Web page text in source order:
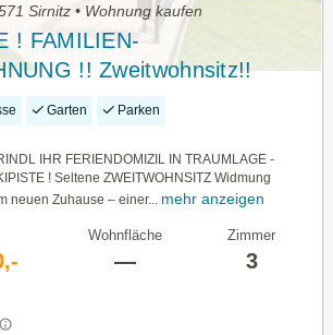
Sirnitz • Wohnung kaufen
! FAMILIEN-
!! Zweitwohnsitz!!
an der Skipiste –
Garten Parken
IHR FERIENDOMIZIL IN TRAUMLAGE -
! Seltene ZWEITWOHNSITZ Widmung
neuen Zuhause – einer...
mehr anzeigen
Wohnfläche
—
Zimmer
3